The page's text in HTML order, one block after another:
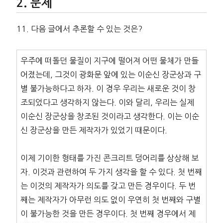
문제
11. 다음 글에서 추론할 수 있는 것은?
우주에 떠돌던 물질이 지구에 떨어져 어떤 물체가 만들
어졌는데, 그것이 광화문 앞에 있는 이순신 장군상과 구
별 불가능하다고 하자. 이 경우 우리는 새로운 것이 창
조되었다고 생각하지 않는다. 이와 달리, 우리는 실제
이순신 장군상을 창조된 것이라고 생각한다. 이는 이순
신 장군상을 만든 제작자가 있었기 때문이다.
이제 기이한 형태를 가진 콘크리트 덩어리를 상상해 보
자. 이것과 관련하여 두 가지 생각을 할 수 있다. 첫 번째
는 이것의 제작자가 의도를 갖고 만든 경우이다. 두 번
째는 제작자가 아무런 의도 없이 우연히 첫 번째와 구별
이 불가능한 것을 만든 경우이다. 첫 번째 경우에서 제